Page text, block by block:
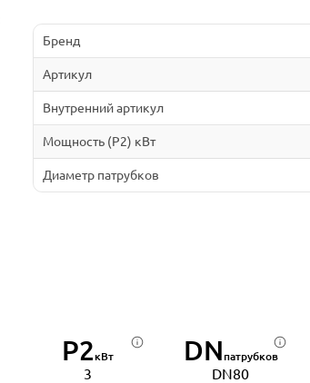
Бренд
Артикул
Внутренний артикул
Мощность (P2) кВт
Диаметр патрубков
P2кВт
3
DN патрубков
DN80